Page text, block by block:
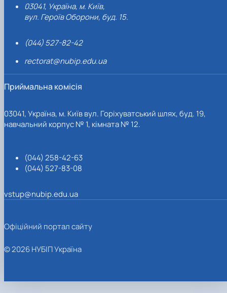
03041, Україна, м. Київ,
вул. Героїв Оборони, буд. 15.
(044) 527-82-42
rectorat@nubip.edu.ua
Приймальна комісія
03041, Україна, м. Київ вул. Горіхуватський шлях, буд. 19,
навчальний корпус № 1, кімната № 12.
(044) 258-42-63
(044) 527-83-08
vstup@nubip.edu.ua
Офіційний портал сайту
© 2026 НУБІП Україна